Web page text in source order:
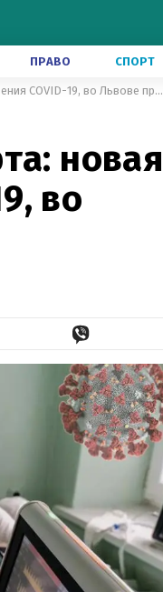
ПРАВО СПОРТ
Новости о коронавирусе 22 марта: новая версия происхождения COVID-19, во Львове продлили локдаун
новая
во